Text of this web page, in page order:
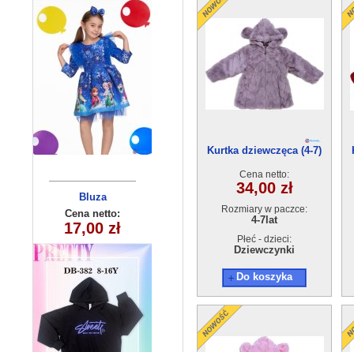
Bluza
dziecięca
290525-DB382
(8-16) 10szt
Cena netto:
17,00 zł
Bluzka
dziewczęca
270625-4(4-14)
6szt
Cena netto:
18,00 zł
Kurtka dziewczęca (4-7)
Cena netto:
34,00 zł
Rozmiary w paczce:
4-7lat
Płeć - dzieci:
Dziewczynki
Do koszyka